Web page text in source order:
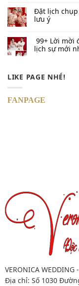
Đặt lịch
lưu ý
99+ Lời mời
lịch sự mới
LIKE PAGE NHÉ!
FANPAGE
VERONICA WEDDING
Địa chỉ: Số 1030